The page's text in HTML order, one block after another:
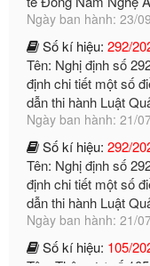
định chi tiết một số
dẫn thi hành Luật
Ngày ban hành: 21/
Số kí hiệu:292/
Tên: Nghị định số
định chi tiết một số
dẫn thi hành Luật
Ngày ban hành: 21/
Số kí hiệu:105/
Tên: Thông tư số
bỏ Thông tư số 87/
2019 của Bộ trưởng
phạt vi phạm hành